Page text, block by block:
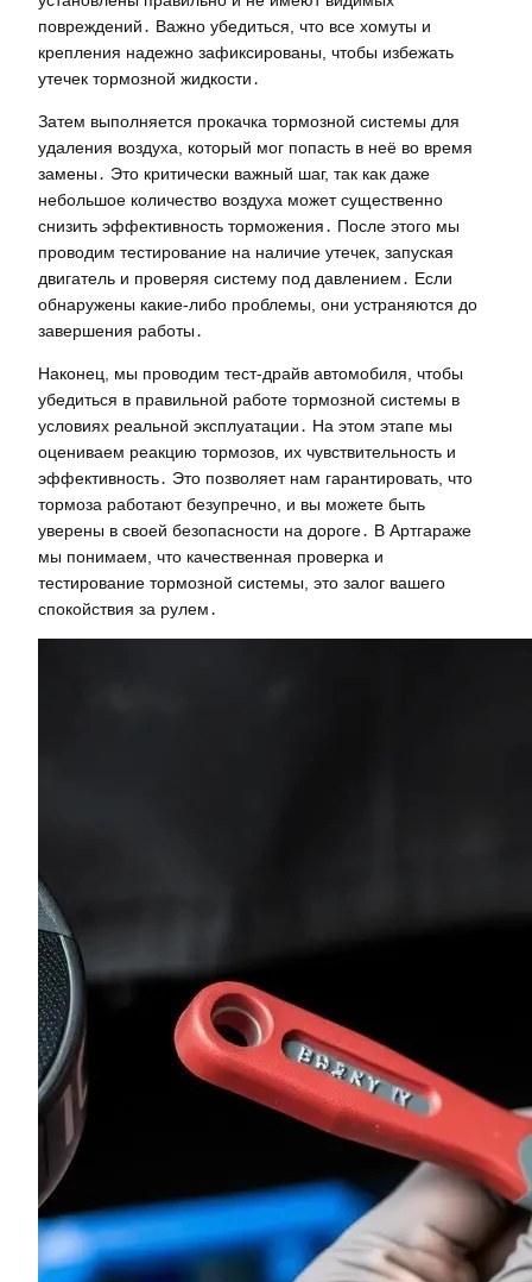
повреждений․ Важно убедиться, что все хомуты и
крепления надежно зафиксированы, чтобы избежать
утечек тормозной жидкости․
Затем выполняется прокачка тормозной системы для
удаления воздуха, который мог попасть в неё во время
замены․ Это критически важный шаг, так как даже
небольшое количество воздуха может существенно
снизить эффективность торможения․ После этого мы
проводим тестирование на наличие утечек, запуская
двигатель и проверяя систему под давлением․ Если
обнаружены какие-либо проблемы, они устраняются до
завершения работы․
Наконец, мы проводим тест-драйв автомобиля, чтобы
убедиться в правильной работе тормозной системы в
условиях реальной эксплуатации․ На этом этапе мы
оцениваем реакцию тормозов, их чувствительность и
эффективность․ Это позволяет нам гарантировать, что
тормоза работают безупречно, и вы можете быть
уверены в своей безопасности на дороге․ В Артгараже
мы понимаем, что качественная проверка и
тестирование тормозной системы, это залог вашего
спокойствия за рулем․